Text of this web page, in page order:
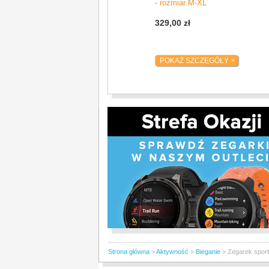
Body Battery
smartwatchem.
Planowanie kursu
Przygotuj się na to, co nadchodzi, dzięki
dodawać limity czasowe, notatki, plany
pomocy, dzięki czemu będziesz w stanie
wyścig.
Symulator startu
Uzyskaj szacowane tempo na dystansie 5
Zaburzenia oddychania
Zyskaj lepszy wgląd w stan swojego
oddychania podczas snu. Zmiany te mogą
spożyciem alkoholu lub potencjalnymi
Monitorowanie zdrowia kobiet
- rozmiar M-XL
329,00 zł
POKAŻ SZCZEGÓŁY >
Strona główna >Aktywność > Bieganie > Zegarek